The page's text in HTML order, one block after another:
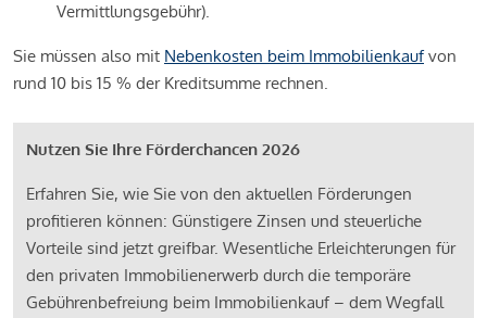
Vermittlungsgebühr).
Sie müssen also mit Nebenkosten beim Immobilienkaufvon
rund 10 bis 15 % der Kreditsumme rechnen.
Nutzen Sie Ihre Förderchancen 2026
Erfahren Sie, wie Sie von den aktuellen Förderungen
profitieren können: Günstigere Zinsen und steuerliche
Vorteile sind jetzt greifbar. Wesentliche Erleichterungen für
den privaten Immobilienerwerb durch die temporäre
Gebührenbefreiung beim Immobilienkauf – dem Wegfall